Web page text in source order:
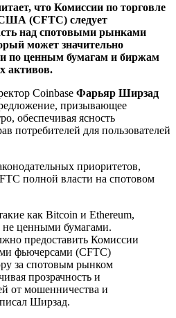
что Комиссии по торговле
(CFTC) следует
над спотовыми рынками
может значительно
по ценным бумагам и биржам
активов.
Coinbase Фарьяр Ширзад
призывающее
обеспечивая ясность
потребителей для пользователей
приоритетов,
полной власти на спотовом
как Bitcoin и Ethereum,
не ценными бумагами.
предоставить Комиссии
фьючерсами (CFTC)
за спотовым рынком
прозрачность и
от мошенничества и
Ширзад.